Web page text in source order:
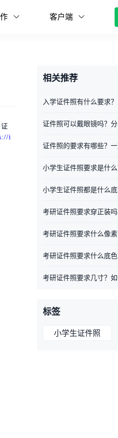
客户端
i
相关推荐
入学证件照有什么要求
考研证件照要求几寸？
标签
小学生证件照